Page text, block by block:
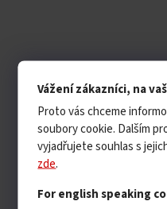
Vážení zákazníci, na
Proto vás chceme
soubory cookie. Dalším
vyjadřujete souhlas s
zde.
For english speaking